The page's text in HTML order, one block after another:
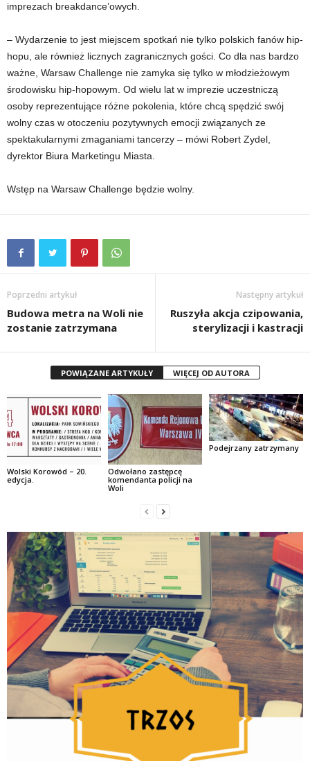
imprezach breakdance’owych.
– Wydarzenie to jest miejscem spotkań nie tylko polskich fanów hip-
hopu, ale również licznych zagranicznych gości. Co dla nas bardzo
ważne, Warsaw Challenge nie zamyka się tylko w młodzieżowym
środowisku hip-hopowym. Od wielu lat w imprezie uczestniczą
osoby reprezentujące różne pokolenia, które chcą spędzić swój
wolny czas w otoczeniu pozytywnych emocji związanych ze
spektakularnymi zmaganiami tancerzy – mówi Robert Zydel,
dyrektor Biura Marketingu Miasta.
Wstęp na Warsaw Challenge będzie wolny.
Poprzedni artykuł
Budowa metra na Woli nie
zostanie zatrzymana
Następny artykuł
Ruszyła akcja czipowania,
sterylizacji i kastracji
POWIĄZANE ARTYKUŁY WIĘCEJ OD AUTORA
Wolski Korowód – 20.
edycja.
Odwołano zastępcę
komendanta policji na
Woli
Podejrzany zatrzymany